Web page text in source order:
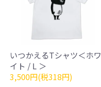
いつかえるTシャツ＜ホワ
イト / L ＞
3,500円(税318円)